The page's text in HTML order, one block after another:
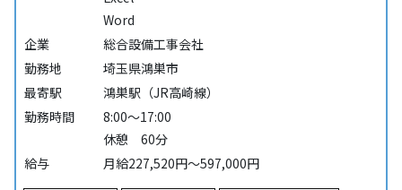
Word
企業
総合設備工事会社
勤務地
埼玉県鴻巣市
最寄駅
鴻巣駅（JR高崎線）
勤務時間
8:00～17:00
休憩 60分
給与
月給227,520円～597,000円